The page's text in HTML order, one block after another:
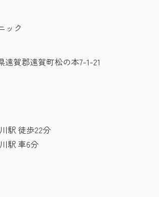
ック
遠賀郡遠賀町松の本7-1-21
駅 徒歩22分
駅 車6分